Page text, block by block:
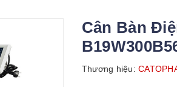
Cân Bàn
Thương hiệu: